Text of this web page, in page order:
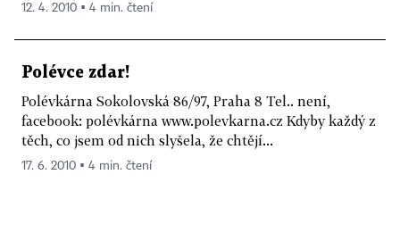
12. 4. 2010 ▪ 4 min. čtení
Polévce zdar!
Polévkárna Sokolovská 86/97, Praha 8 Tel.. není,
facebook: polévkárna www.polevkarna.cz Kdyby každý z
těch, co jsem od nich slyšela, že chtějí...
17. 6. 2010 ▪ 4 min. čtení